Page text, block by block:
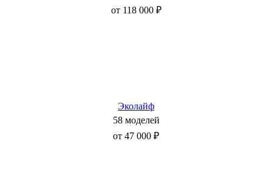
от 118 000 ₽
Эколайф
58 моделей
от 47 000 ₽